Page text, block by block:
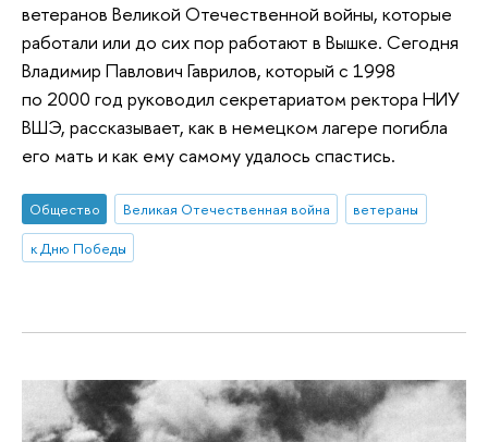
ветеранов Великой Отечественной войны, которые
работали или до сих пор работают в Вышке. Сегодня
Владимир Павлович Гаврилов, который с 1998
по 2000 год руководил секретариатом ректора НИУ
ВШЭ, рассказывает, как в немецком лагере погибла
его мать и как ему самому удалось спастись.
Общество Великая Отечественная война
ветераны
к Дню Победы